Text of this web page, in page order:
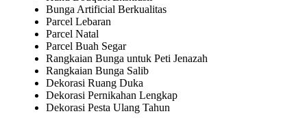
Bunga Artificial Berkualitas
Parcel Lebaran
Parcel Natal
Parcel Buah Segar
Rangkaian Bunga untuk Peti Jenazah
Rangkaian Bunga Salib
Dekorasi Ruang Duka
Dekorasi Pernikahan Lengkap
Dekorasi Pesta Ulang Tahun